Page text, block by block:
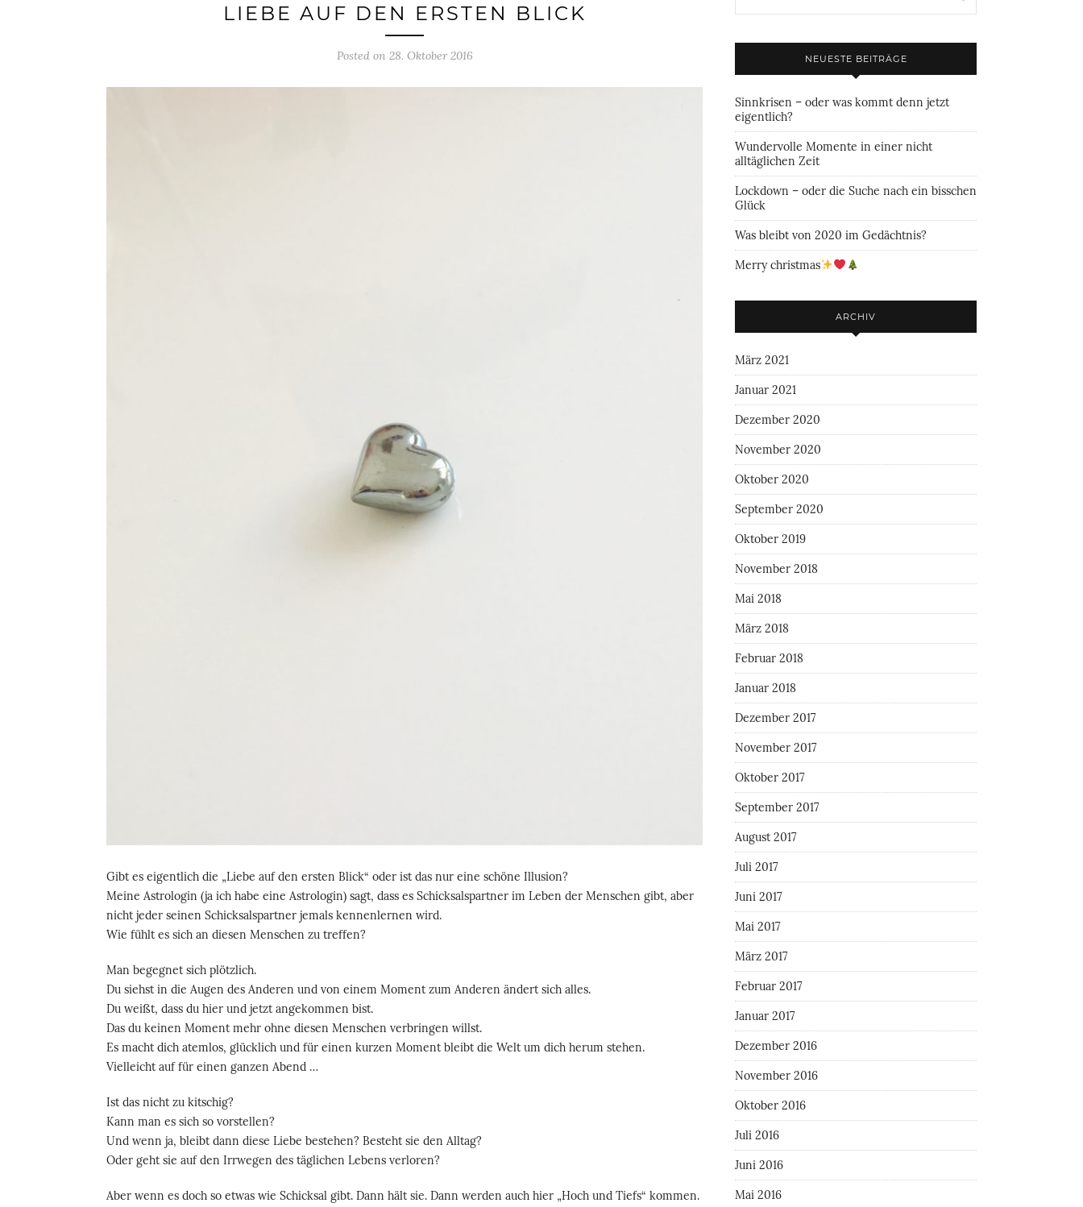
LIEBE AUF DEN ERSTEN BLICK
Posted on 28. Oktober 2016
Gibt es eigentlich die „Liebe auf den ersten Blick“ oder ist das nur eine schöne Illusion?
Meine Astrologin (ja ich habe eine Astrologin) sagt, dass es Schicksalspartner im Leben der Menschen gibt, aber
nicht jeder seinen Schicksalspartner jemals kennenlernen wird.
Wie fühlt es sich an diesen Menschen zu treffen?
Man begegnet sich plötzlich.
Du siehst in die Augen des Anderen und von einem Moment zum Anderen ändert sich alles.
Du weißt, dass du hier und jetzt angekommen bist.
Das du keinen Moment mehr ohne diesen Menschen verbringen willst.
Es macht dich atemlos, glücklich und für einen kurzen Moment bleibt die Welt um dich herum stehen.
Vielleicht auf für einen ganzen Abend …
Ist das nicht zu kitschig?
Kann man es sich so vorstellen?
Und wenn ja, bleibt dann diese Liebe bestehen? Besteht sie den Alltag?
Oder geht sie auf den Irrwegen des täglichen Lebens verloren?
Aber wenn es doch so etwas wie Schicksal gibt. Dann hält sie. Dann werden auch hier „Hoch und Tiefs“ kommen.
NEUESTE BEITRÄGE
Sinnkrisen – oder was kommt denn jetzt
eigentlich?
Wundervolle Momente in einer nicht
alltäglichen Zeit
Lockdown – oder die Suche nach ein bisschen
Glück
Was bleibt von 2020 im Gedächtnis?
Merry christmas
ARCHIV
März 2021
Januar 2021
Dezember 2020
November 2020
Oktober 2020
September 2020
Oktober 2019
November 2018
Mai 2018
März 2018
Februar 2018
Januar 2018
Dezember 2017
November 2017
Oktober 2017
September 2017
August 2017
Juli 2017
Juni 2017
Mai 2017
März 2017
Februar 2017
Januar 2017
Dezember 2016
November 2016
Oktober 2016
Juli 2016
Juni 2016
Mai 2016